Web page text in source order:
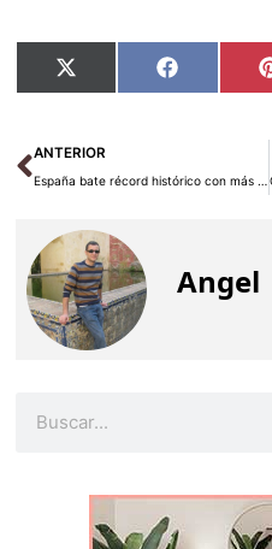
Compartir
en
X
(Twitter)
Compartir
en
Facebook
Ant
ANTERIOR
España bate récord histórico con más de 100 millones de turistas
Angel